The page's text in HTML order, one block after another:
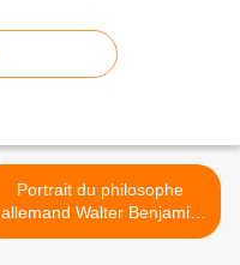
Portrait du philosophe
allemand Walter Benjamin
demandé à Chat GPT